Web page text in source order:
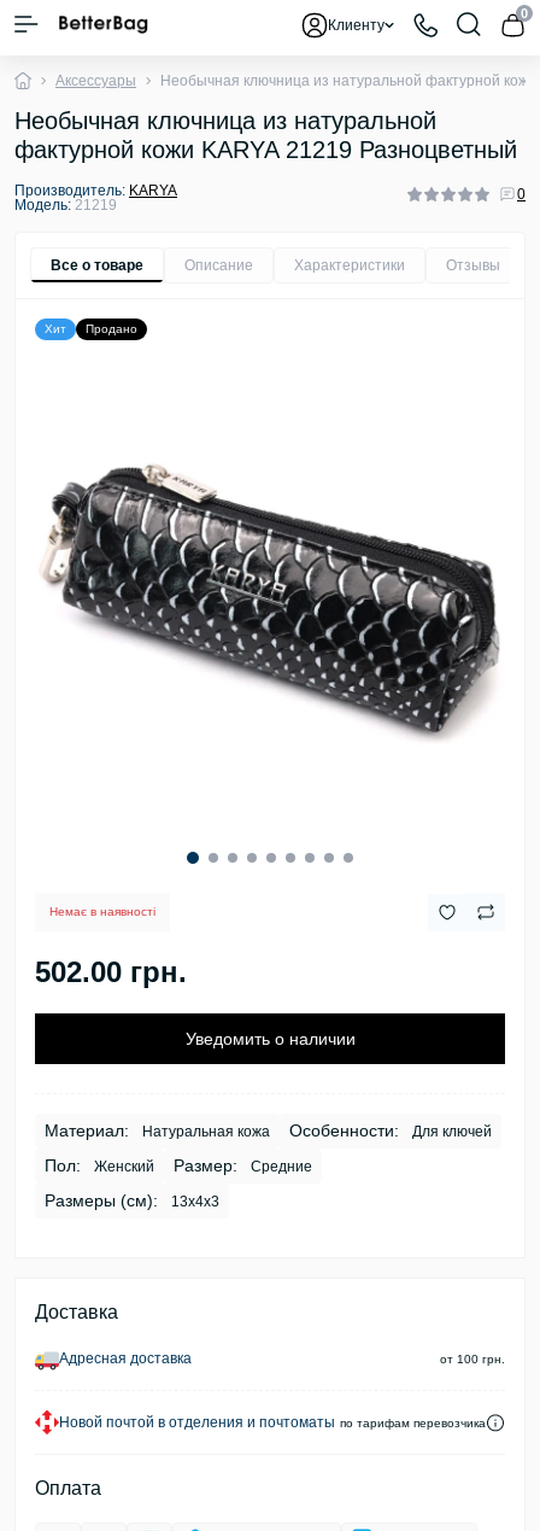
Клиенту
0
Аксессуары Необычная ключница из натуральной фактурной
Необычная ключница из натуральной
фактурной кожи KARYA 21219 Разноцветный
Производитель: KARYA
Модель: 21219
0
Все о товаре Описание Характеристики Отзывы
Хит Продано
Немає в наявності
502.00 грн.
Уведомить о наличии
Материал: Натуральная кожа Особенности: Для ключей
Пол: Женский Размер: Средние
Размеры (см): 13х4х3
Доставка
Адресная доставка от 100 грн.
Новой почтой в отделения и почтоматы по тарифам перевозчика
Оплата